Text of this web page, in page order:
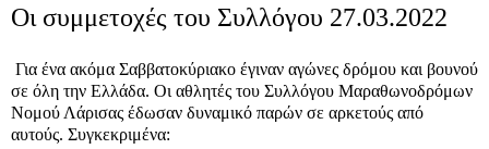
Οι συμμετοχές του Συλλόγου 27.03.2022
Για ένα ακόμα Σαββατοκύριακο έγιναν αγώνες δρόμου και βουνού
σε όλη την Ελλάδα. Οι αθλητές του Συλλόγου Μαραθωνοδρόμων
Νομού Λάρισας έδωσαν δυναμικό παρών σε αρκετούς από
αυτούς. Συγκεκριμένα: